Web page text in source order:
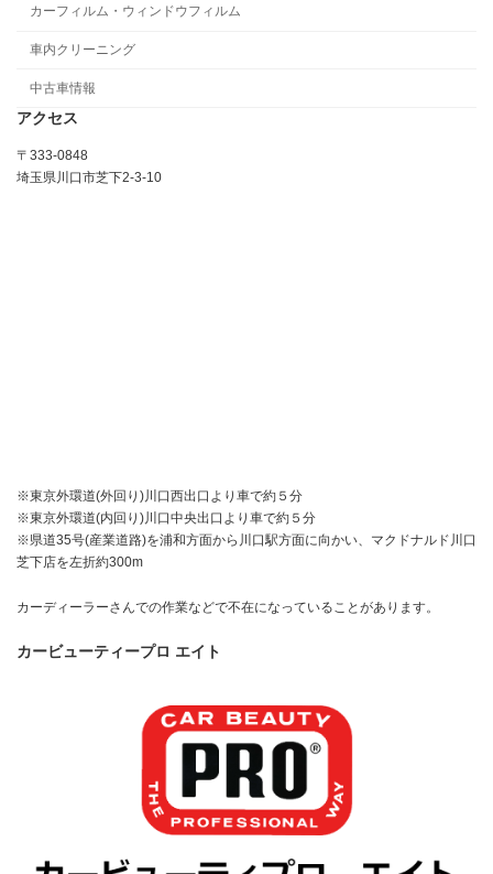
カーフィルム・ウィンドウフィルム
車内クリーニング
中古車情報
アクセス
〒333-0848
埼玉県川口市芝下2-3-10
※東京外環道(外回り)川口西出口より車で約５分
※東京外環道(内回り)川口中央出口より車で約５分
※県道35号(産業道路)を浦和方面から川口駅方面に向かい、マクドナルド川口
芝下店を左折約300m
カーディーラーさんでの作業などで不在になっていることがあります。
カービューティープロ エイト